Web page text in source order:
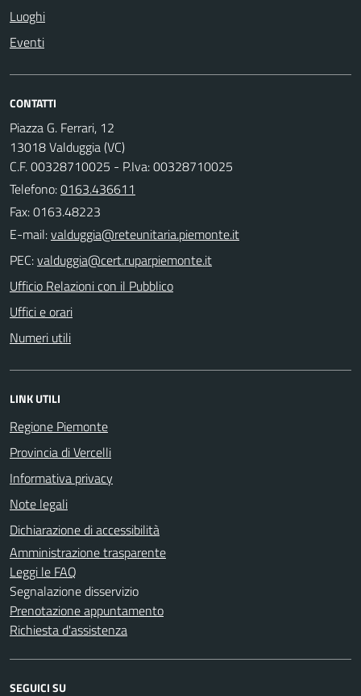
Luoghi
Eventi
CONTATTI
Piazza G. Ferrari, 12
13018 Valduggia (VC)
C.F. 00328710025 - P.Iva: 00328710025
Telefono:0163.436611
Fax: 0163.48223
E-mail:
PEC:
Ufficio Relazioni con il Pubblico
Uffici e orari
Numeri utili
LINK UTILI
Regione Piemonte
Provincia di Vercelli
Informativa privacy
Note legali
Dichiarazione di accessibilità
Amministrazione trasparente
Leggi le FAQ
Segnalazione disservizio
Prenotazione appuntamento
Richiesta d'assistenza
SEGUICI SU